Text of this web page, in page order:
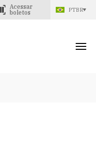
Acessar
boletos
PTBR